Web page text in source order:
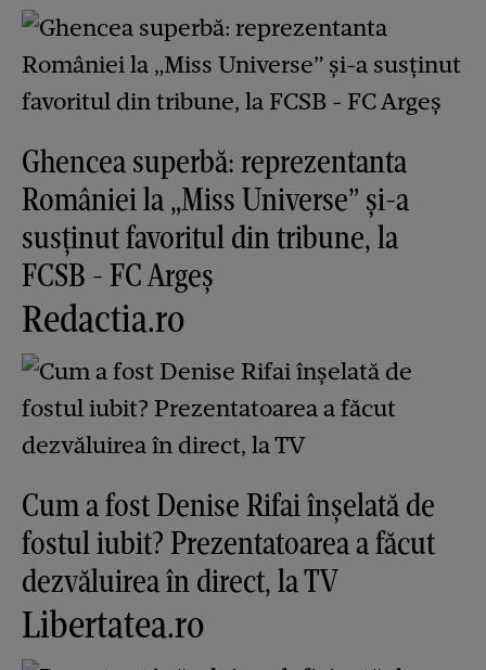
Ghencea superbă: reprezentanta
României la „Miss Universe” și-a
susținut favoritul din tribune, la
FCSB - FC Argeș
Redactia.ro
Cum a fost Denise Rifai înșelată de
fostul iubit? Prezentatoarea a făcut
dezvăluirea în direct, la TV
Libertatea.ro